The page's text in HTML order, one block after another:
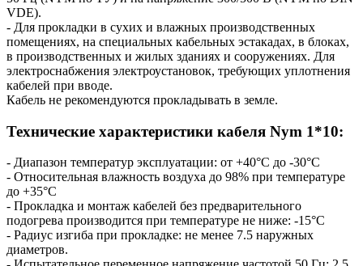
VDE).
- Для прокладки в сухих и влажных производственных
помещениях, на специальных кабельных эстакадах, в блоках,
в производственных и жилых зданиях и сооружениях. Для
электроснабжения электроустановок, требующих уплотнения
кабелей при вводе.
Кабель не рекомендуются прокладывать в земле.
Технические характеристики кабеля Nym 1*10:
- Диапазон температур эксплуатации: от +40°С до -30°С
- Относительная влажность воздуха до 98% при температуре
до +35°С
- Прокладка и монтаж кабелей без предварительного
подогрева производится при температуре не ниже: -15°С
- Радиус изгиба при прокладке: не менее 7.5 наружных
диаметров.